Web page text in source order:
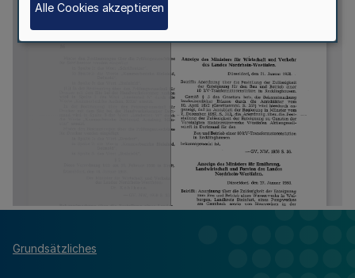
Grundsätzliches
Alle Cookies akzeptieren